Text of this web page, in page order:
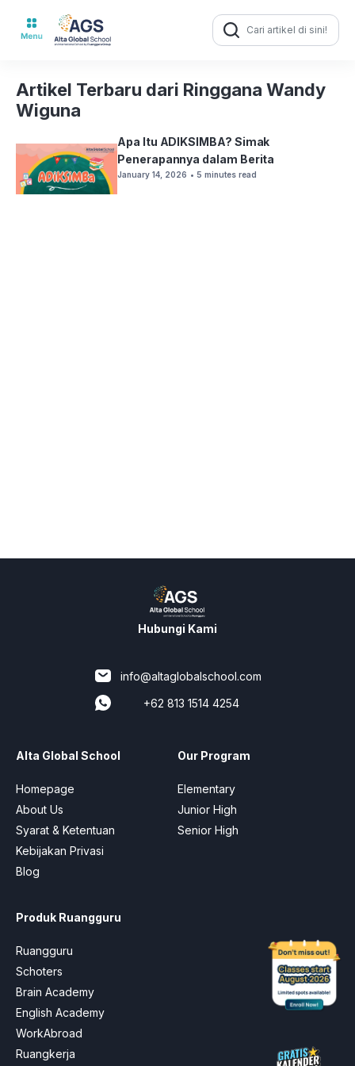
Search
for:
Artikel Terbaru dari Ringgana Wandy
Wiguna
Apa Itu ADIKSIMBA? Simak
Penerapannya dalam Berita
January 14, 2026 • 5 minutes read
Hubungi Kami
info@altaglobalschool.com
+62 813 1514 4254
Alta Global School
Homepage
About Us
Syarat & Ketentuan
Kebijakan Privasi
Blog
Our Program
Elementary
Junior High
Senior High
Produk Ruangguru
Ruangguru
Schoters
Brain Academy
English Academy
WorkAbroad
Ruangkerja